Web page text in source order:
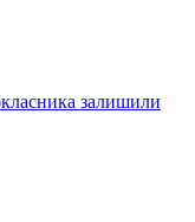
залишили